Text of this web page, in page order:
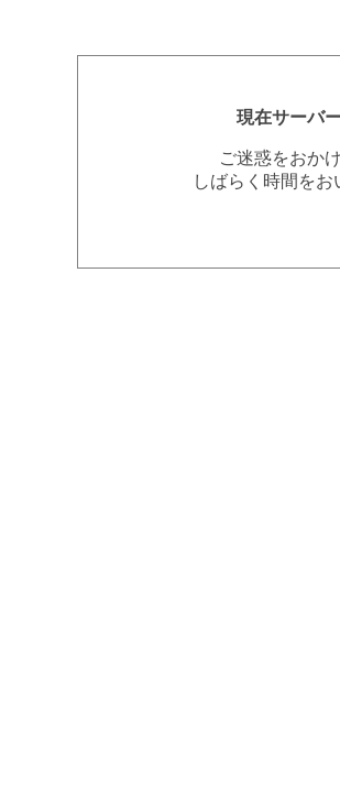
現在サーバ
ご迷惑をおか
しばらく時間を